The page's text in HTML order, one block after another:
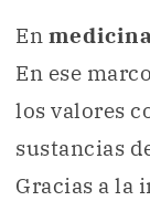
En medicina
En ese
los valores
sustancias
Gracias a la